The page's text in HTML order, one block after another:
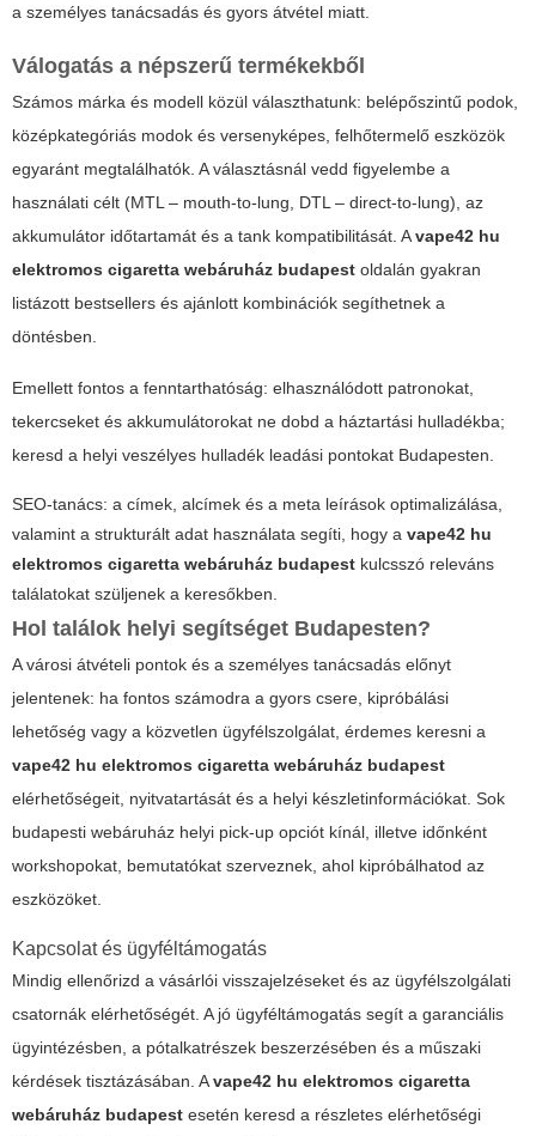
a személyes tanácsadás és gyors átvétel miatt.
Válogatás a népszerű termékekből
Számos márka és modell közül választhatunk: belépőszintű podok,
középkategóriás modok és versenyképes, felhőtermelő eszközök
egyaránt megtalálhatók. A választásnál vedd figyelembe a
használati célt (MTL – mouth-to-lung, DTL – direct-to-lung), az
akkumulátor időtartamát és a tank kompatibilitását. Avape42 hu
elektromos cigaretta webáruház budapest oldalán gyakran
listázott bestsellers és ajánlott kombinációk segíthetnek a
döntésben.
Emellett fontos a fenntarthatóság: elhasználódott patronokat,
tekercseket és akkumulátorokat ne dobd a háztartási hulladékba;
keresd a helyi veszélyes hulladék leadási pontokat Budapesten.
SEO-tanács: a címek, alcímek és a meta leírások optimalizálása,
valamint a strukturált adat használata segíti, hogy a vape42 hu
elektromos cigaretta webáruház budapest kulcsszó releváns
találatokat szüljenek a keresőkben.
Hol találok helyi segítséget Budapesten?
A városi átvételi pontok és a személyes tanácsadás előnyt
jelentenek: ha fontos számodra a gyors csere, kipróbálási
lehetőség vagy a közvetlen ügyfélszolgálat, érdemes keresni a
vape42 hu elektromos cigaretta webáruház budapest
elérhetőségeit, nyitvatartását és a helyi készletinformációkat. Sok
budapesti webáruház helyi pick-up opciót kínál, illetve időnként
workshopokat, bemutatókat szerveznek, ahol kipróbálhatod az
eszközöket.
Kapcsolat és ügyféltámogatás
Mindig ellenőrizd a vásárlói visszajelzéseket és az ügyfélszolgálati
csatornák elérhetőségét. A jó ügyféltámogatás segít a garanciális
ügyintézésben, a pótalkatrészek beszerzésében és a műszaki
kérdések tisztázásában. Avape42 hu elektromos cigaretta
webáruház budapest esetén keresd a részletes elérhetőségi